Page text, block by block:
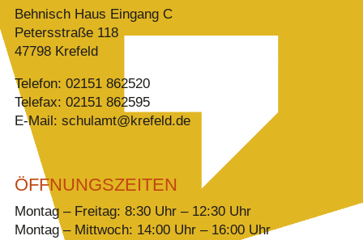
Behnisch Haus Eingang C
Petersstraße 118
47798 Krefeld
Telefon: 02151 862520
Telefax: 02151 862595
E-Mail: schulamt@krefeld.de
ÖFFNUNGSZEITEN
Montag – Freitag: 8:30 Uhr – 12:30 Uhr
Montag – Mittwoch: 14:00 Uhr – 16:00 Uhr